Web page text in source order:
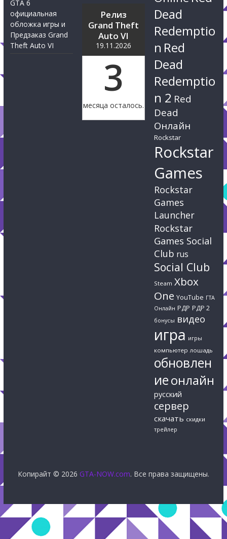
GTA 6
официальная
обложка игры и
Предзаказ Grand
Theft Auto VI
Релиз
Grand Theft
Auto VI
19.11.2026
3
месяца осталось.
Dead
Redemptio
n Red
Dead
Redemptio
n 2 Red
Dead
Онлайн
Rockstar
Rockstar
Games
Rockstar
Games
Launcher
Rockstar
Games Social
Club rus
Social Club
Steam Xbox
One YouTube ГТА
Онлайн РДР РДР 2
бонусы видео
игра игры
компьютер лошадь
обновлен
иеонлайн
русский
сервер
скачать скидки
трейлер
Копирайт © 2026 GTA-NOW.com. Все права защищены.